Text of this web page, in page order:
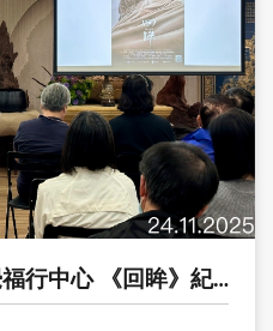
行中心 《回眸》紀